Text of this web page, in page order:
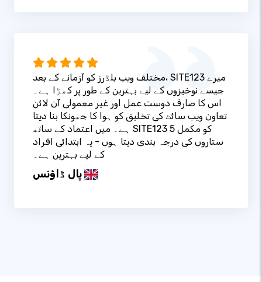
مختلف ویب بلڈرز کو آزمانے کے بعد، SITE123 میرے
جیسے نوخیزوں کے لیے بہترین کے طور پر کھڑا ہے۔
اس کا صارف دوست عمل اور غیر معمولی آن لائن
تعاون ویب سائٹ کی تخلیق کو ہوا کا جھونکا بنا دیتا
ہے۔ میں اعتماد کے ساتھ SITE123 کو مکمل 5
ستاروں کی درجہ بندی دیتا ہوں - یہ ابتدائی افراد
کے لیے بہترین ہے۔
پال ڈاؤنس